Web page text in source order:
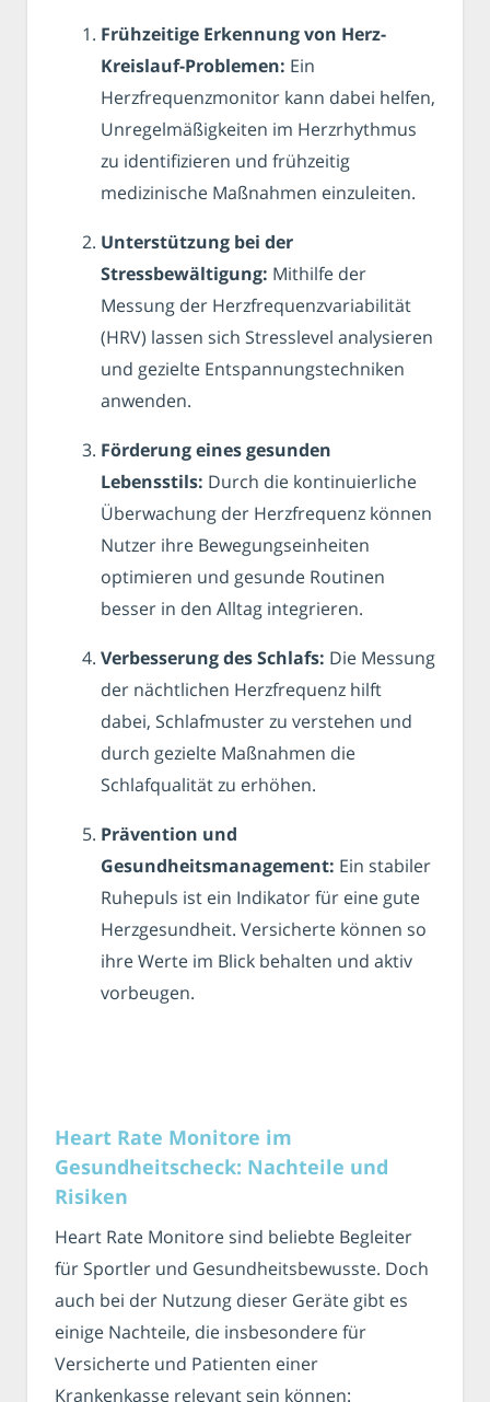
Frühzeitige Erkennung von Herz-
Kreislauf-Problemen: Ein
Herzfrequenzmonitor kann dabei helfen,
Unregelmäßigkeiten im Herzrhythmus
zu identifizieren und frühzeitig
medizinische Maßnahmen einzuleiten.
Unterstützung bei der
Stressbewältigung: Mithilfe der
Messung der Herzfrequenzvariabilität
(HRV) lassen sich Stresslevel analysieren
und gezielte Entspannungstechniken
anwenden.
Förderung eines gesunden
Lebensstils: Durch die kontinuierliche
Überwachung der Herzfrequenz können
Nutzer ihre Bewegungseinheiten
optimieren und gesunde Routinen
besser in den Alltag integrieren.
Verbesserung des Schlafs: Die Messung
der nächtlichen Herzfrequenz hilft
dabei, Schlafmuster zu verstehen und
durch gezielte Maßnahmen die
Schlafqualität zu erhöhen.
Prävention und
Gesundheitsmanagement: Ein stabiler
Ruhepuls ist ein Indikator für eine gute
Herzgesundheit. Versicherte können so
ihre Werte im Blick behalten und aktiv
vorbeugen.
Heart Rate Monitore im
Gesundheitscheck: Nachteile und
Risiken
Heart Rate Monitore sind beliebte Begleiter
für Sportler und Gesundheitsbewusste. Doch
auch bei der Nutzung dieser Geräte gibt es
einige Nachteile, die insbesondere für
Versicherte und Patienten einer
Krankenkasse relevant sein können: